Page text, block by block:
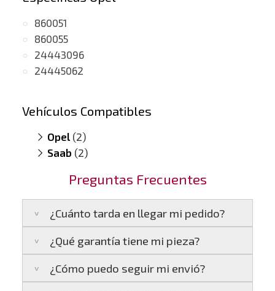
860051
860055
24443096
24445062
Vehículos Compatibles
Opel (2)
Sigmun 2.2 DTI
Saab (2)
9-5 2.2 TID(motor Y22DTR)
Preguntas Frecuentes
¿Cuánto tarda en llegar mi pedido?
Península:Entregamos en un plazo estimado
de24 a 48 horas laborables, si realizas tu
pedido antes de las17:00 h.
¿Qué garantía tiene mi pieza?
La garantía varía según el tipo de producto:
¿Cómo puedo seguir mi envió?